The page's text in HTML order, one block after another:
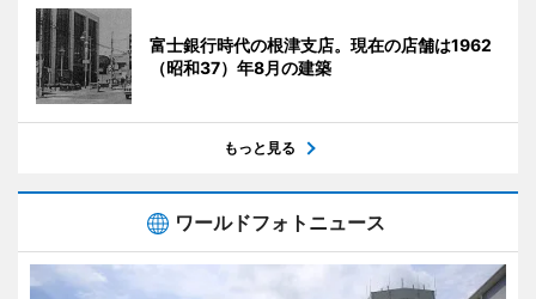
富士銀行時代の根津支店。現在の店舗は1962
（昭和37）年8月の建築
もっと見る
ワールドフォトニュース